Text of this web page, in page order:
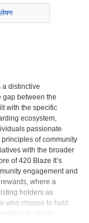
a distinctive
gap between the
with the specific
ecosystem,
passionate
of community
with the broader
of 420 Blaze It’s
engagement and
where a
holders as
who choose to hold
to charity